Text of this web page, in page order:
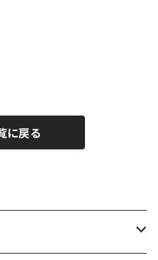
に戻る